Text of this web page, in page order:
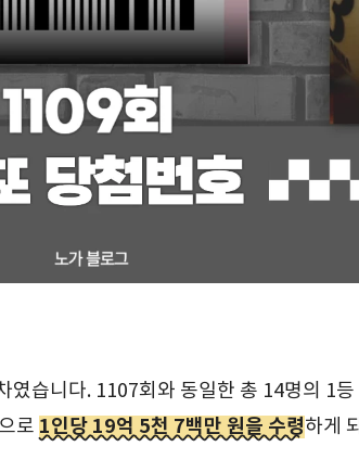
였습니다. 1107회와 동일한 총 14명의 1
로 1인당 19억 5천 7백만 원을 수령하게